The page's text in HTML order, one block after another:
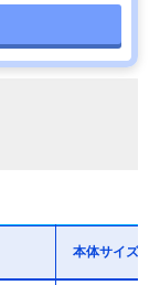
本体サイズ